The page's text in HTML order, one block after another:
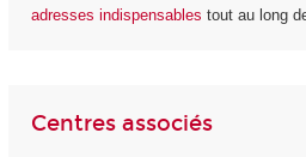
adresses indispensables tout au long
Centres associés